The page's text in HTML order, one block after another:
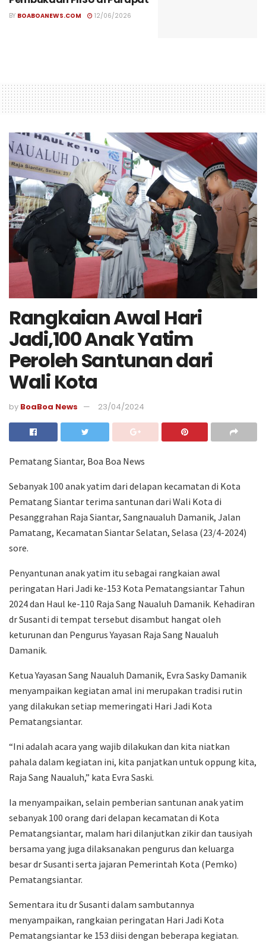
BY BOABOANEWS.COM 12/06/2026
Rangkaian Awal Hari
Jadi,100 Anak Yatim
Peroleh Santunan dari
Wali Kota
by BoaBoa News 23/04/2024
Pematang Siantar, Boa Boa News
Sebanyak 100 anak yatim dari delapan kecamatan di Kota
Pematang Siantar terima santunan dari Wali Kota di
Pesanggrahan Raja Siantar, Sangnaualuh Damanik, Jalan
Pamatang, Kecamatan Siantar Selatan, Selasa (23/4-2024)
sore.
Penyantunan anak yatim itu sebagai rangkaian awal
peringatan Hari Jadi ke-153 Kota Pematangsiantar Tahun
2024 dan Haul ke-110 Raja Sang Naualuh Damanik. Kehadiran
dr Susanti di tempat tersebut disambut hangat oleh
keturunan dan Pengurus Yayasan Raja Sang Naualuh
Damanik.
Ketua Yayasan Sang Naualuh Damanik, Evra Sasky Damanik
menyampaikan kegiatan amal ini merupakan tradisi rutin
yang dilakukan setiap memeringati Hari Jadi Kota
Pematangsiantar.
“Ini adalah acara yang wajib dilakukan dan kita niatkan
pahala dalam kegiatan ini, kita panjatkan untuk oppung kita,
Raja Sang Naualuh,” kata Evra Saski.
Ia menyampaikan, selain pemberian santunan anak yatim
sebanyak 100 orang dari delapan kecamatan di Kota
Pematangsiantar, malam hari dilanjutkan zikir dan tausiyah
bersama yang juga dilaksanakan pengurus dan keluarga
besar dr Susanti serta jajaran Pemerintah Kota (Pemko)
Pematangsiantar.
Sementara itu dr Susanti dalam sambutannya
menyampaikan, rangkaian peringatan Hari Jadi Kota
Pematangsiantar ke 153 diisi dengan beberapa kegiatan.